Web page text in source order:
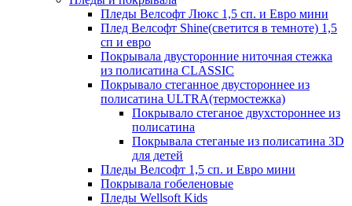
Пледы Велсофт Люкс 1,5 сп. и Евро мини
Плед Велсофт Shine(светится в темноте) 1,5
сп и евро
Покрывала двусторонние ниточная стежка
из полисатина CLASSIC
Покрывало стеганное двустороннее из
полисатина ULTRA(термостежка)
Покрывало стеганое двухстороннее из
полисатина
Покрывала стеганые из полисатина 3D
для детей
Пледы Велсофт 1,5 сп. и Евро мини
Покрывала гобеленовые
Пледы Wellsoft Kids